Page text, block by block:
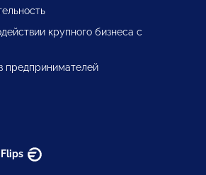
крупного бизнеса с
предпринимателей
Flips